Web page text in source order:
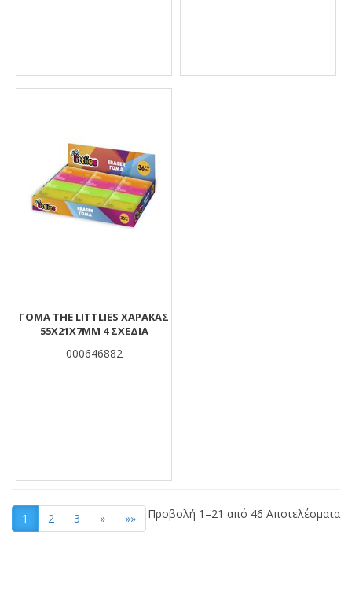
ΓΌΜΑ THE LITTLIES ΧΆΡΑΚΑΣ
55X21X7MM 4 ΣΧΈΔΙΑ
000646882
1 2 3 » »» Προβολή 1–21 από 46 Αποτελέσματα